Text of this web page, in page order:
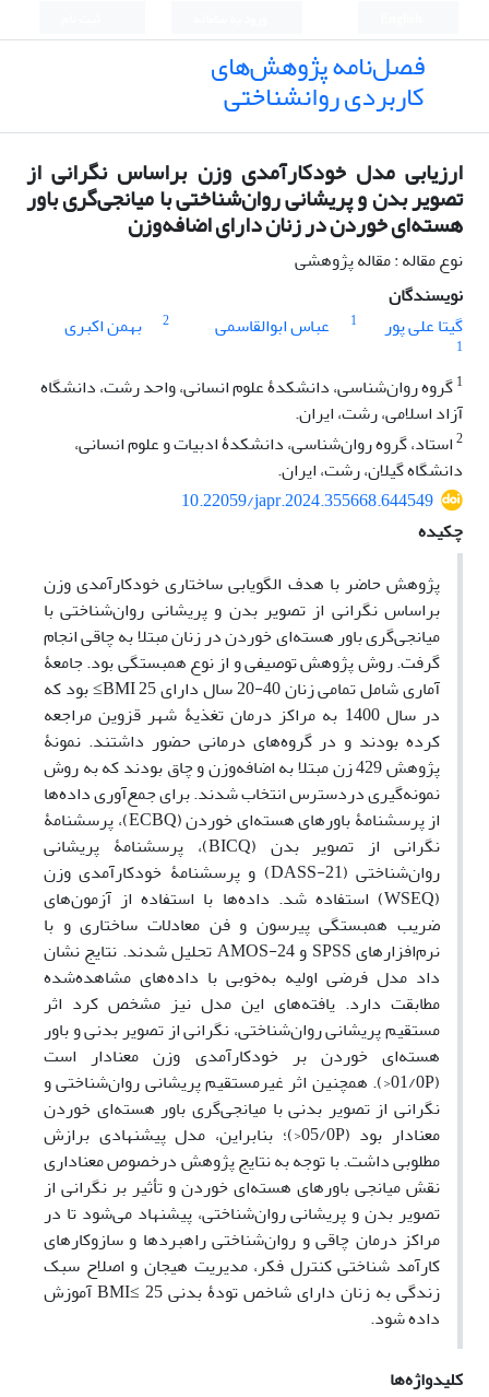
فصل‌نامه پژوهش‌های
کاربردی روانشناختی
ارزیابی مدل خودکارآمدی وزن براساس نگرانی از
تصویر بدن و پریشانی روان‌شناختی با میانجی‌گری باور
هسته‌ای خوردن در زنان دارای اضافه‌وزن
نوع مقاله : مقاله پژوهشی
نویسندگان
گیتا علی پور
1 عباس ابوالقاسمی 2 بهمن اکبری
1
1گروه روان‌شناسی، دانشکدۀ علوم انسانی، واحد رشت، دانشگاه
آزاد اسلامی، رشت، ایران.
2استاد، گروه روان‌شناسی، دانشکدۀ ادبیات و علوم انسانی،
دانشگاه گیلان، رشت، ایران.
10.22059/japr.2024.355668.644549
چکیده
پژوهش حاضر با هدف الگویابی ساختاری خودکارآمدی وزن
براساس نگرانی از تصویر بدن و پریشانی روان‌شناختی با
میانجی‌گری باور هسته‌ای خوردن در زنان مبتلا به چاقی انجام
گرفت. روش پژوهش توصیفی و از نوع همبستگی بود. جامعۀ
آماری شامل تمامی زنان 40-20 سال دارای 25 BMI≥ بود که
در سال 1400 به مراکز درمان تغذیۀ شهر قزوین مراجعه
کرده بودند و در گروه‌های درمانی حضور داشتند. نمونۀ
پژوهش 429 زن مبتلا به اضافه‌وزن و چاق بودند که به روش
نمونه‌گیری دردسترس انتخاب شدند. برای جمع‌آوری داده‌ها
از پرسشنامۀ باورهای هسته‌ای خوردن (ECBQ)، پرسشنامۀ
نگرانی از تصویر بدن (BICQ)، پرسشنامۀ پریشانی
روان‌شناختی (DASS-21) و پرسشنامۀ خودکارآمدی وزن
(WSEQ) استفاده شد. داده‌ها با استفاده از آزمون‌های
ضریب همبستگی پیرسون و فن معادلات ساختاری و با
نرم‌افزارهای SPSS و AMOS-24 تحلیل شدند. نتایج نشان
داد مدل فرضی اولیه به‌خوبی با داده‌های مشاهده‌شده
مطابقت دارد. یافته‌های این مدل نیز مشخص کرد اثر
مستقیم پریشانی روان‌شناختی، نگرانی از تصویر بدنی و باور
هسته‌ای خوردن بر خودکارآمدی وزن معنادار است
(01/0P<). همچنین اثر غیرمستقیم پریشانی روان‌شناختی و
نگرانی از تصویر بدنی با میانجی‌گری باور هسته‌ای خوردن
معنادار بود (05/0P<)؛ بنابراین، مدل پیشنهادی برازش
مطلوبی داشت. با توجه به نتایج پژوهش درخصوص معناداری
نقش میانجی باورهای هسته‌ای خوردن و تأثیر بر نگرانی از
تصویر بدن و پریشانی روان‌شناختی، پیشنهاد می‌شود تا در
مراکز درمان چاقی و روان‌شناختی راهبردها و سازوکارهای
کارآمد شناختی کنترل فکر، مدیریت هیجان و اصلاح سبک
زندگی به زنان دارای شاخص تودۀ بدنی 25 ≥BMI آموزش
داده شود.
کلیدواژه‌ها